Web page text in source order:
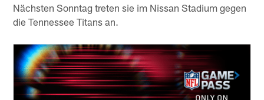
Nächsten Sonntag treten sie im Nissan Stadium gegen
die Tennessee Titans an.